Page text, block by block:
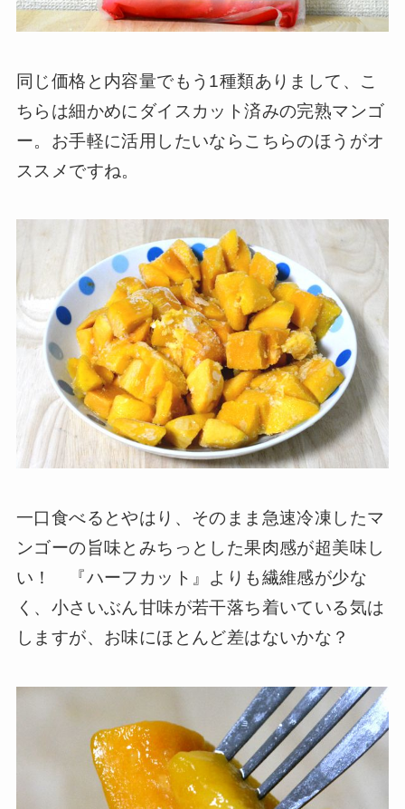
同じ価格と内容量でもう1種類ありまして、こ
ちらは細かめにダイスカット済みの完熟マンゴ
ー。お手軽に活用したいならこちらのほうがオ
ススメですね。
一口食べるとやはり、そのまま急速冷凍したマ
ンゴーの旨味とみちっとした果肉感が超美味し
い！ 『ハーフカット』よりも繊維感が少な
く、小さいぶん甘味が若干落ち着いている気は
しますが、お味にほとんど差はないかな？